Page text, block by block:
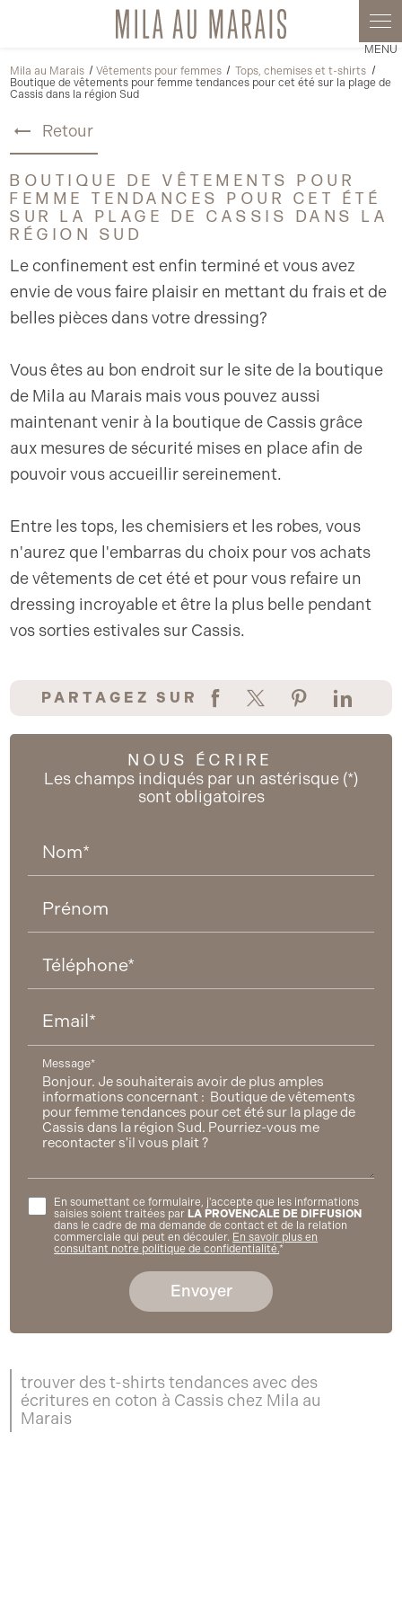
Mila au Marais Vêtements pour femmes
Tops, chemises et t-shirts
Boutique de vêtements pour femme tendances pour cet été sur la plage de
Cassis dans la région Sud
Retour
BOUTIQUE DE VÊTEMENTS POUR
FEMME TENDANCES POUR CET ÉTÉ
SUR LA PLAGE DE CASSIS DANS LA
RÉGION SUD
Le confinement est enfin terminé et vous avez
envie de vous faire plaisir en mettant du frais et de
belles pièces dans votre dressing?
Vous êtes au bon endroit sur le site de la boutique
de Mila au Marais mais vous pouvez aussi
maintenant venir à la boutique de Cassis grâce
aux mesures de sécurité mises en place afin de
pouvoir vous accueillir sereinement.
Entre les tops, les chemisiers et les robes, vous
n'aurez que l'embarras du choix pour vos achats
de vêtements de cet été et pour vous refaire un
dressing incroyable et être la plus belle pendant
vos sorties estivales sur Cassis.
PARTAGEZ SUR
NOUS ÉCRIRE
Les champs indiqués par un astérisque (*)
sont obligatoires
Nom*
Prénom
Téléphone*
Email*
Message*
En soumettant ce formulaire, j'accepte que les informations
saisies soient traitées parLA PROVENCALE DE DIFFUSION
dans le cadre de ma demande de contact et de la relation
commerciale qui peut en découler. En savoir plus en
consultant notre politique de confidentialité.*
trouver des t-shirts tendances avec des
écritures en coton à Cassis chez Mila au
Marais
Panneau de gestion des cookies